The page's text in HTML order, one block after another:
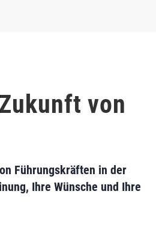
von
Führungskräften in der
Ihre Wünsche und Ihre